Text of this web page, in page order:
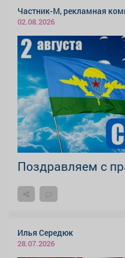
Частник-М, рекламная
02.08.2026
Поздравляем с
Илья Середюк
28.07.2026